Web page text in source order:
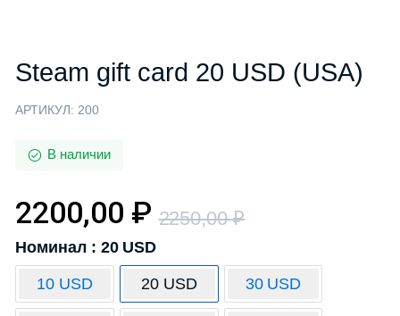
Steam gift card 20 USD (USA)
АРТИКУЛ: 200
В наличии
2250,00₽
2200,00 ₽
Номинал : 20 USD
10 USD 20 USD 30 USD